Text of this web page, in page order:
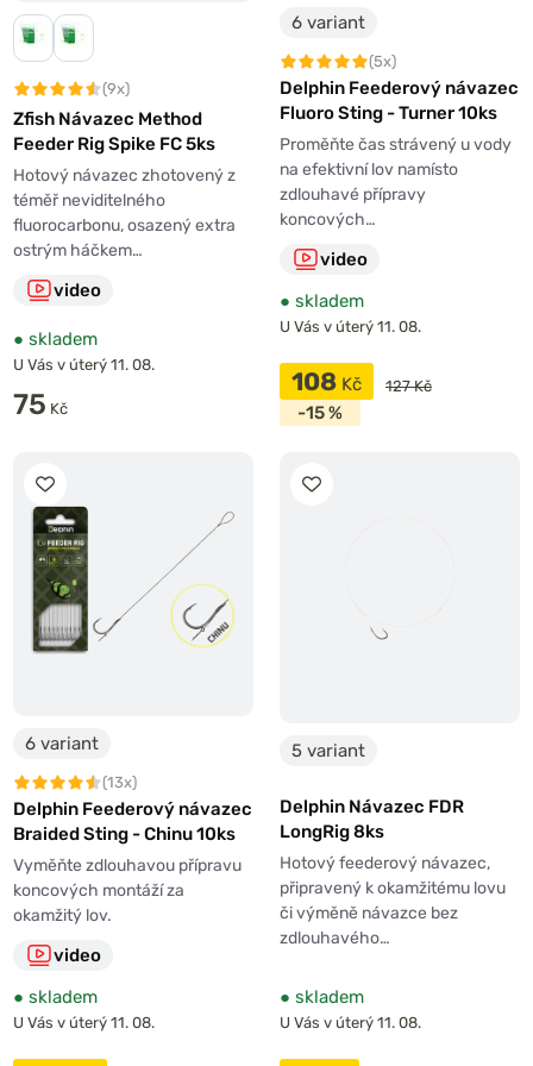
neviditelnosti.
Monofilní vlasec: Univerzální volba s vyváženými
vlastnostmi.
Pletená šňůra: Hodí se pro přesný přenos záběru.
Nosnost feederového návazce
Nosnost feederového návazce musí odpovídat velikosti
chytaných ryb. Pro lehčí feederové techniky postačí
návazce s nosností kolem 2–4 kg, pro větší ryby zvolte
nosnost 6–10 kg.
Nevybrali jste? Sestavte si vlastní návazec
nevyhovuje, sestavte si vlastní. Vyberte si
veškerou
podle svého uvážení.
najdete v samostatné kategorii.
(9x)
Zfish Návazec Method
Feeder Rig Spike FC 5ks
Hotový návazec zhotovený z
téměř neviditelného
fluorocarbonu, osazený extra
ostrým háčkem…
video
● skladem
U Vás v úterý 11. 08.
75 Kč
6 variant
(5x)
Delphin Feederový návazec
Fluoro Sting - Turner 10ks
Proměňte čas strávený u vody
na efektivní lov namísto
zdlouhavé přípravy
koncových…
video
● skladem
U Vás v úterý 11. 08.
108 Kč 127 Kč
-15 %
6 variant
(13x)
Delphin Feederový návazec
Braided Sting - Chinu 10ks
Vyměňte zdlouhavou přípravu
koncových montáží za
okamžitý lov.
video
● skladem
U Vás v úterý 11. 08.
5 variant
Delphin Návazec FDR
LongRig 8ks
Hotový feederový návazec,
připravený k okamžitému lovu
či výměně návazce bez
zdlouhavého…
● skladem
U Vás v úterý 11. 08.